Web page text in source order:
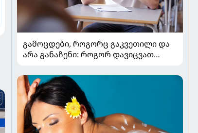
გამოცდები, როგორც გაკვეთილი და
არა განაჩენი: როგორ დავიცვათ
მომავალი